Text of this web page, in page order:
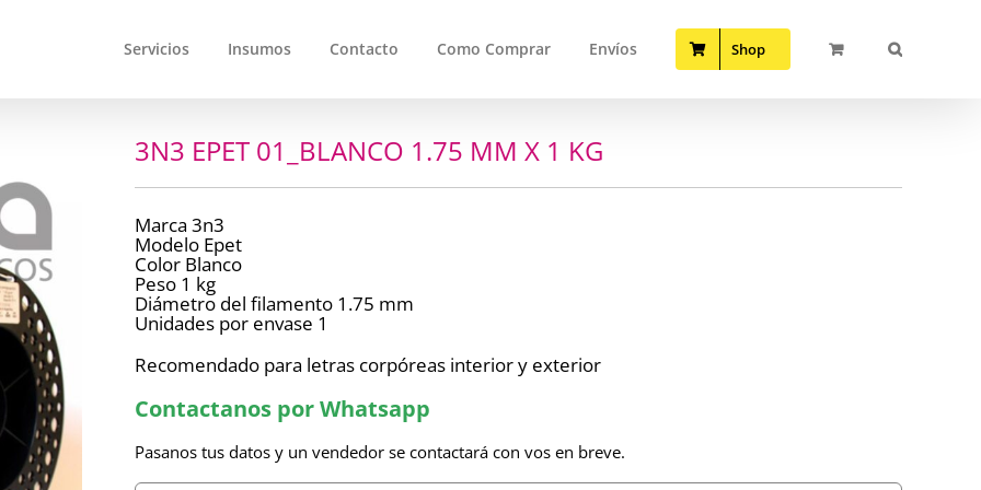
Servicios Insumos Contacto Como Comprar Envíos Shop
3N3 EPET 01_BLANCO 1.75 MM X 1 KG
Marca 3n3
Modelo Epet
Color Blanco
Peso 1 kg
Diámetro del filamento 1.75 mm
Unidades por envase 1
Recomendado para letras corpóreas interior y exterior
Contactanos por Whatsapp
Pasanos tus datos y un vendedor se contactará con vos en breve.